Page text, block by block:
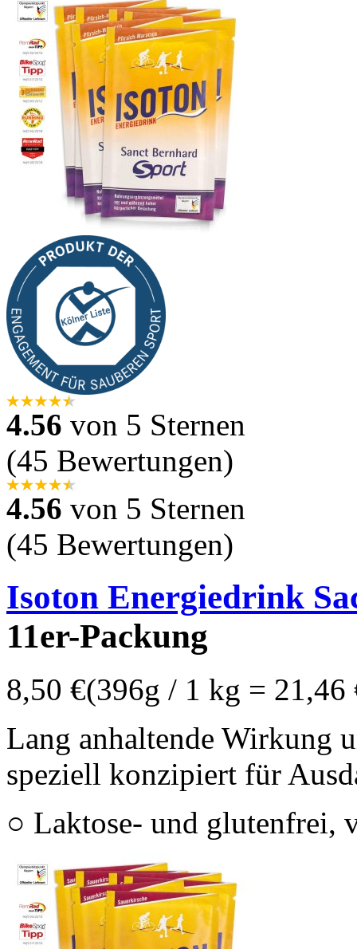
4.56 von 5 Sternen
(45 Bewertungen)
4.56 von 5 Sternen
(45 Bewertungen)
Isoton Energiedrink
11er-Packung
8,50 €(396g / 1 kg = 21,46
Lang anhaltende Wirkung
speziell konzipiert für
○ Laktose- und glutenfrei,